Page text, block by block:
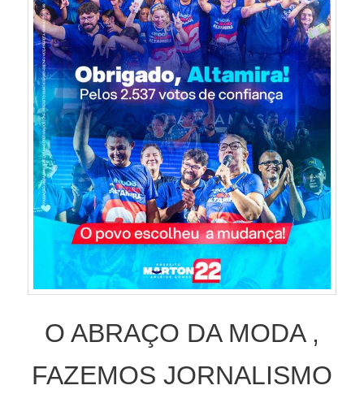
O ABRAÇO DA MODA ,
FAZEMOS JORNALISMO